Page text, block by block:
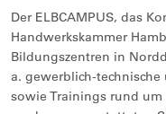
Der ELBCAMPUS, das
Handwerkskammer
Bildungszentren in
a. gewerblich-
sowie Trainings rund um